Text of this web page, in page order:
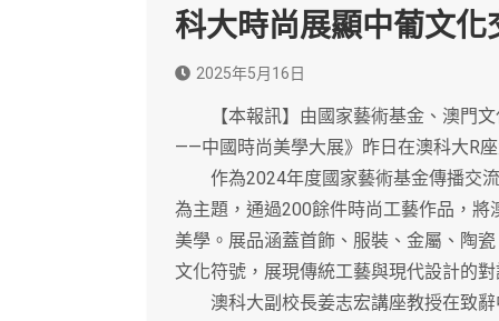
科大時尚展顯中葡文化
2025年5月16日
【本報訊】由國家藝術基金、澳門文
——中國時尚美學大展》昨日在澳科大R座
作為2024年度國家藝術基金傳播交流
為主題，通過200餘件時尚工藝作品，
美學。展品涵蓋首飾、服裝、金屬、陶
文化符號，展現傳統工藝與現代設計的對
澳科大副校長姜志宏講座教授在致辭